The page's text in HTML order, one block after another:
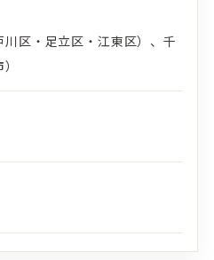
区・足立区・江東区）、千